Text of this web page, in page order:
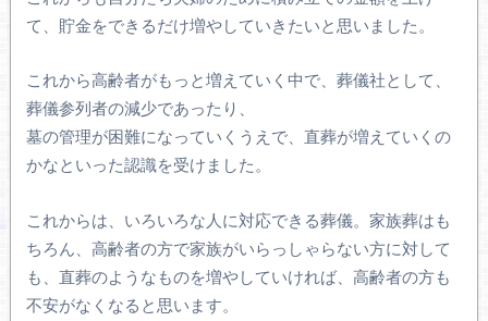
て、貯金をできるだけ増やしていきたいと思いました。
これから高齢者がもっと増えていく中で、葬儀社として、
葬儀参列者の減少であったり、
墓の管理が困難になっていくうえで、直葬が増えていくの
かなといった認識を受けました。
これからは、いろいろな人に対応できる葬儀。家族葬はも
ちろん、高齢者の方で家族がいらっしゃらない方に対して
も、直葬のようなものを増やしていければ、高齢者の方も
不安がなくなると思います。